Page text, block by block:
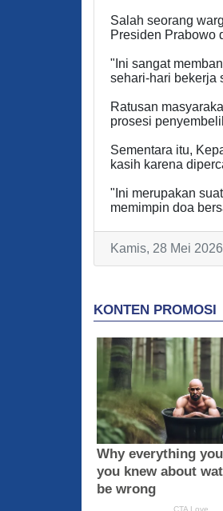
Salah seorang
Presiden Prabowo
"Ini sangat
sehari-hari bekerja
Ratusan
prosesi
Sementara itu,
kasih karena
"Ini merupakan
memimpin doa
Kamis, 28 Mei